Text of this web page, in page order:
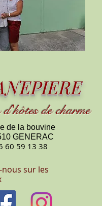
d'hôtes de charme
de la bouvine
GENERAC
60 59 13 38
sur les